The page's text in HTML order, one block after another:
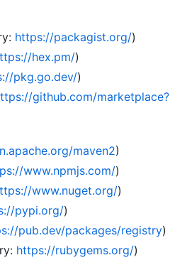
https://packagist.org/)
hex.pm/)
pkg.go.dev/)
github.com/marketplace?
maven2)
www.npmjs.com/)
www.nuget.org/)
pypi.org/)
pub.dev/packages/registry)
https://rubygems.org/)